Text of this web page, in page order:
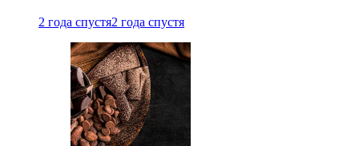
2 года спустя2 года спустя